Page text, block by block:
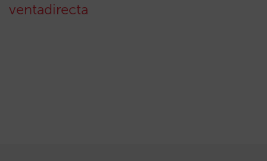
ventadirecta